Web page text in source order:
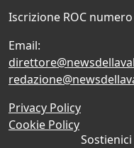
Iscrizione ROC
Email:
Privacy Policy
Cookie Policy